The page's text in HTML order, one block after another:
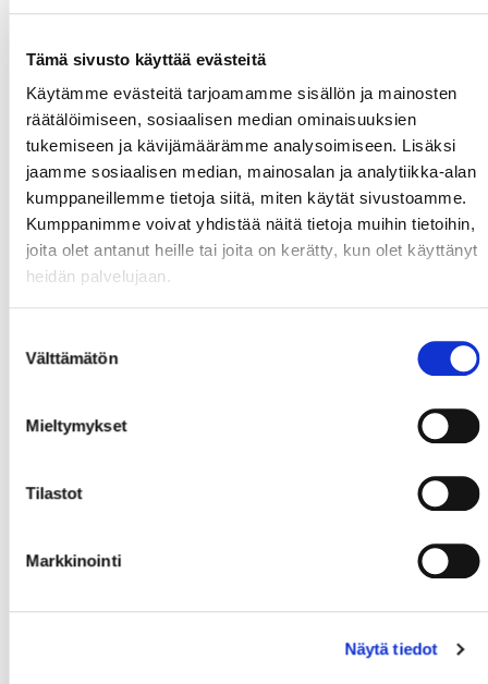
Tämä sivusto käyttää evästeitä
Käytämme evästeitä tarjoamamme sisällön ja mainosten
räätälöimiseen, sosiaalisen median ominaisuuksien
tukemiseen ja kävijämäärämme analysoimiseen. Lisäksi
jaamme sosiaalisen median, mainosalan ja analytiikka-alan
kumppaneillemme tietoja siitä, miten käytät sivustoamme.
Kumppanimme voivat yhdistää näitä tietoja muihin tietoihin,
joita olet antanut heille tai joita on kerätty, kun olet käyttänyt
heidän palvelujaan.
valinta
Välttämätön
Mieltymykset
Tilastot
Markkinointi
Näytä tiedot
#72 Maccelli,
#55 Väyrynen,
Teemu
#21 Järventie,